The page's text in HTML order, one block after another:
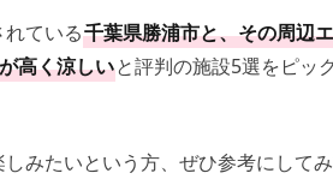
ている千葉県勝浦市と、その周辺
高く涼しいと評判の施設5選をピッ
みたいという方、ぜひ参考にして